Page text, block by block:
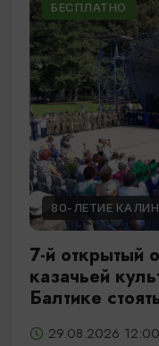
БЕСПЛАТНО
80-ЛЕТИЕ
7-й открытый
казачьей
Балтике
29.08.2026 12:00